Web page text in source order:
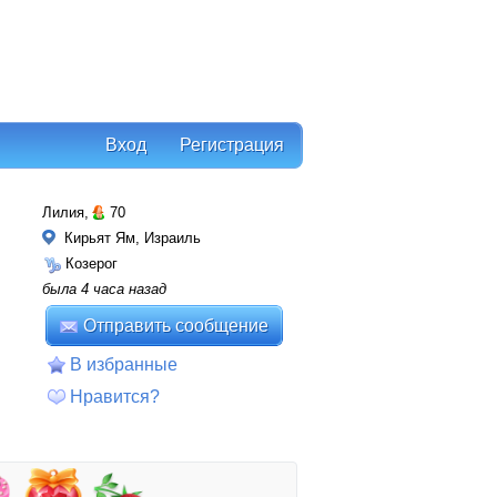
Регистрация
Вход
Лилия,
70
Кирьят Ям, Израиль
Козерог
была 4 часа назад
Отправить сообщение
В избранные
Нравится?